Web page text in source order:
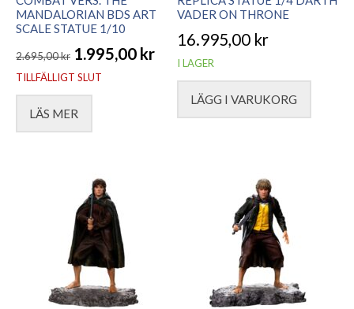
MANDALORIAN BDS ART
SCALE STATUE 1/10
2.695,00kr
Det
ursprungliga
priset
1.995,00 kr
Det
nuvarande
priset
TILLFÄLLIGT SLUT
LÄS MER
VADER ON THRONE
16.995,00 kr
I LAGER
LÄGG I VARUKORG